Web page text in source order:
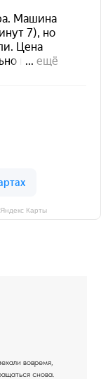
Карты
вовремя,
снова.